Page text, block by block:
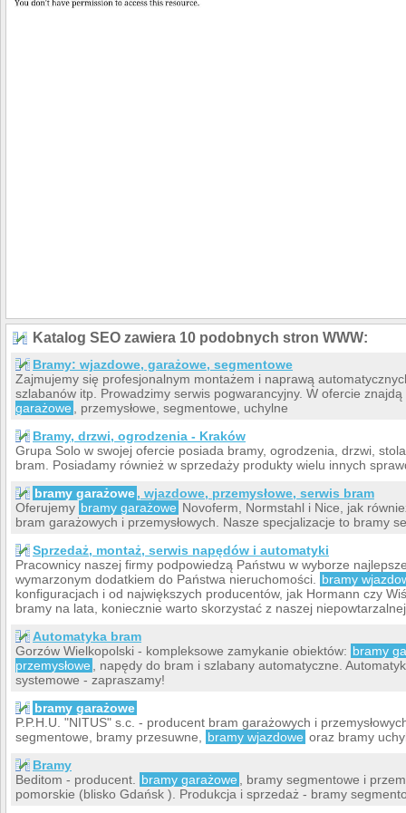
Katalog SEO zawiera 10 podobnych stron WWW:
Bramy: wjazdowe, garażowe, segmentowe
Zajmujemy się profesjonalnym montażem i naprawą
szlabanów itp. Prowadzimy serwis pogwarancyjny. W ofercie
garażowe
, przemysłowe, segmentowe, uchylne
Bramy, drzwi, ogrodzenia - Kraków
Grupa Solo w swojej ofercie posiada bramy, ogrodzenia, drzwi,
bram. Posiadamy również w sprzedaży produkty wielu innych
bramy garażowe, wjazdowe, przemysłowe, serwis bram
Oferujemy bramy garażowe Novoferm, Normstahl i Nice, jak
bram garażowych i przemysłowych. Nasze specjalizacje to bramy
Sprzedaż, montaż, serwis napędów i automatyki
Pracownicy naszej firmy podpowiedzą Państwu w wyborze
wymarzonym dodatkiem do Państwa nieruchomości.
bramy
konfiguracjach i od największych producentów, jak Hormann czy
bramy na lata, koniecznie warto skorzystać z naszej
Automatyka bram
Gorzów Wielkopolski - kompleksowe zamykanie obiektów: bramy
przemysłowe
, napędy do bram i szlabany automatyczne.
systemowe - zapraszamy!
bramy garażowe
P.P.H.U. "NITUS" s.c. - producent bram garażowych i
segmentowe, bramy przesuwne,
bramy wjazdowe oraz bramy
Bramy
Beditom - producent.
bramy garażowe
, bramy segmentowe i
pomorskie (blisko Gdańsk ). Produkcja i sprzedaż - bramy